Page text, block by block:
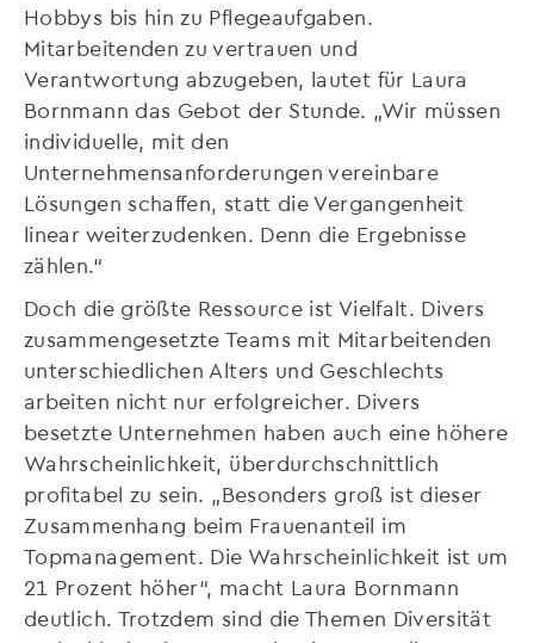
Hobbys bis hin zu Pflegeaufgaben.
Mitarbeitenden zu vertrauen und
Verantwortung abzugeben, lautet für Laura
Bornmann das Gebot der Stunde. „Wir müssen
individuelle, mit den
Unternehmensanforderungen vereinbare
Lösungen schaffen, statt die Vergangenheit
linear weiterzudenken. Denn die Ergebnisse
zählen.“
Doch die größte Ressource ist Vielfalt. Divers
zusammengesetzte Teams mit Mitarbeitenden
unterschiedlichen Alters und Geschlechts
arbeiten nicht nur erfolgreicher. Divers
besetzte Unternehmen haben auch eine höhere
Wahrscheinlichkeit, überdurchschnittlich
profitabel zu sein. „Besonders groß ist dieser
Zusammenhang beim Frauenanteil im
Topmanagement. Die Wahrscheinlichkeit ist um
21 Prozent höher“, macht Laura Bornmann
deutlich. Trotzdem sind die Themen Diversität